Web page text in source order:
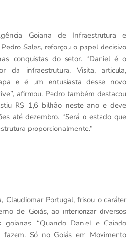
Goiana de Infraestrutura e
Sales, reforçou o papel decisivo
conquistas do setor. “Daniel é o
da infraestrutura. Visita, articula,
e é um entusiasta desse novo
afirmou. Pedro também destacou
R$ 1,6 bilhão neste ano e deve
até dezembro. “Será o estado que
proporcionalmente.”
Claudiomar Portugal, frisou o caráter
de Goiás, ao interiorizar diversos
goianas. “Quando Daniel e Caiado
fazem. Só no Goiás em Movimento